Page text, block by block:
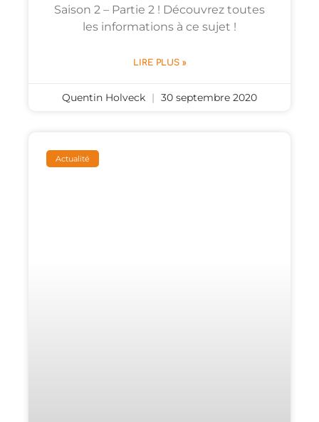
Saison 2 – Partie 2 ! Découvrez toutes
les informations à ce sujet !
LIRE PLUS »
Quentin Holveck 30 septembre 2020
Actualité